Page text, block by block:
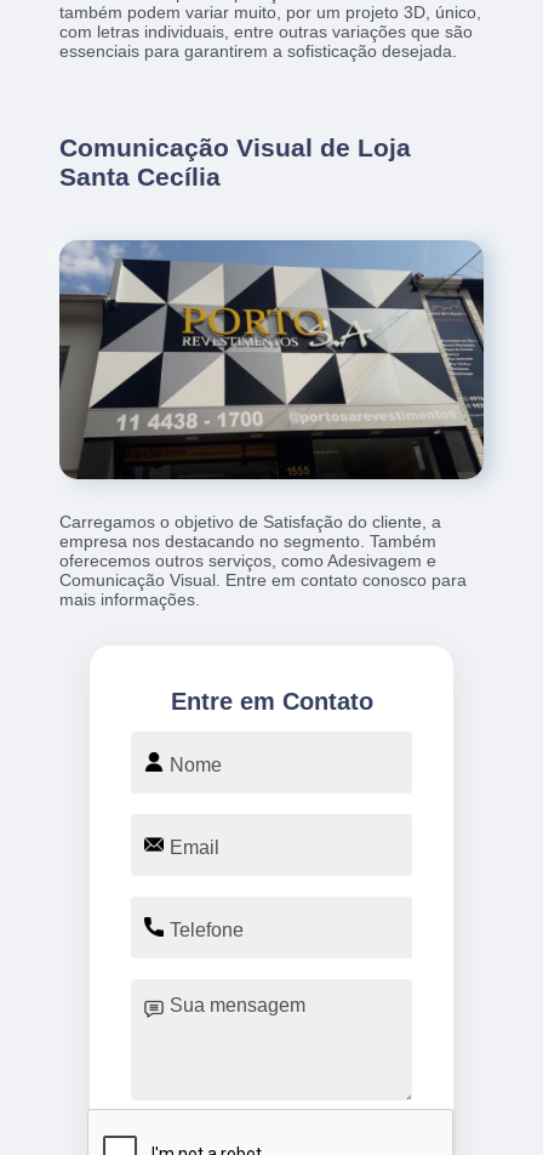
também podem variar muito, por um projeto 3D, único,
com letras individuais, entre outras variações que são
essenciais para garantirem a sofisticação desejada.
Comunicação Visual de Loja
Santa Cecília
Carregamos o objetivo de Satisfação do cliente, a
empresa nos destacando no segmento. Também
oferecemos outros serviços, como Adesivagem e
Comunicação Visual. Entre em contato conosco para
mais informações.
Entre em Contato